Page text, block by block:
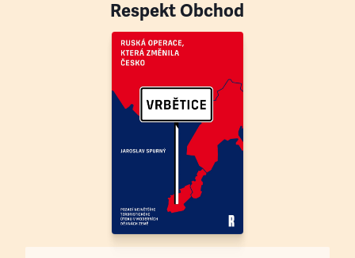
Respekt Obchod